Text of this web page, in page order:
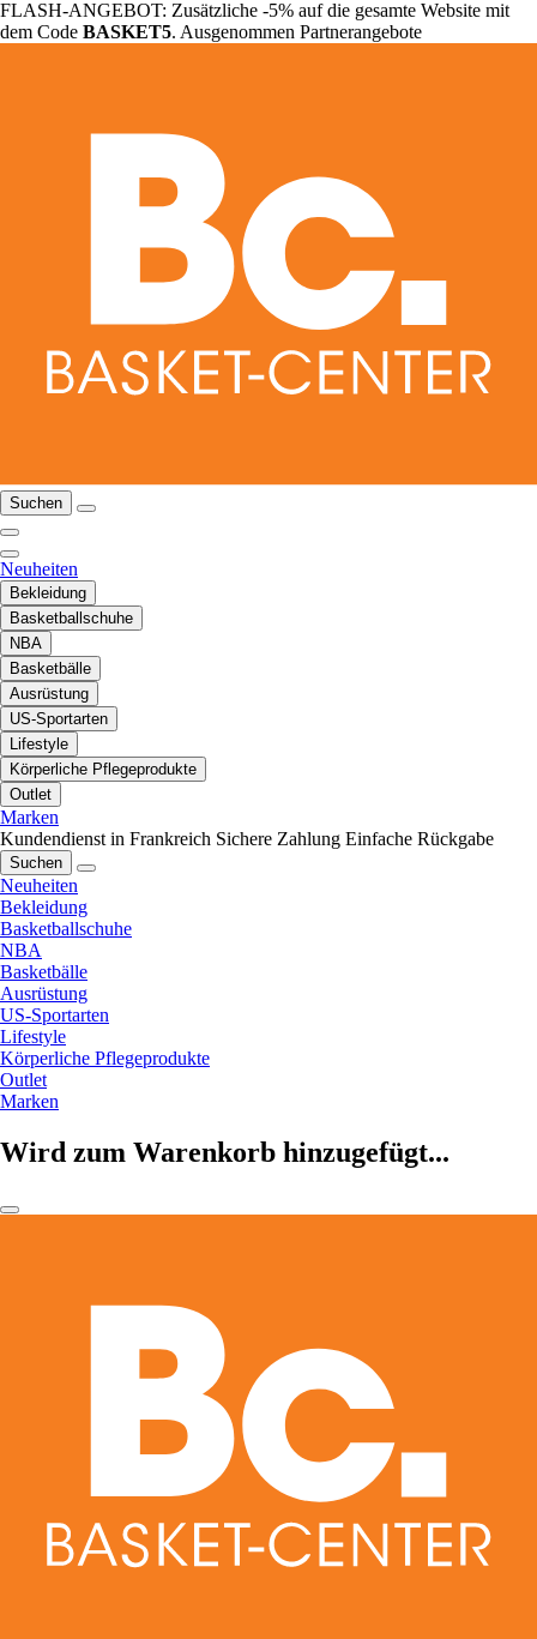
FLASH-ANGEBOT: Zusätzliche -5% auf die gesamte Website mit
dem Code BASKET5. Ausgenommen Partnerangebote
Suchen
Neuheiten
Bekleidung
Basketballschuhe
NBA
Basketbälle
Ausrüstung
US-Sportarten
Lifestyle
Körperliche Pflegeprodukte
Outlet
Marken
Kundendienst in Frankreich Sichere Zahlung Einfache Rückgabe
Suchen
Neuheiten
Bekleidung
Basketballschuhe
NBA
Basketbälle
Ausrüstung
US-Sportarten
Lifestyle
Körperliche Pflegeprodukte
Outlet
Marken
Wird zum Warenkorb hinzugefügt...